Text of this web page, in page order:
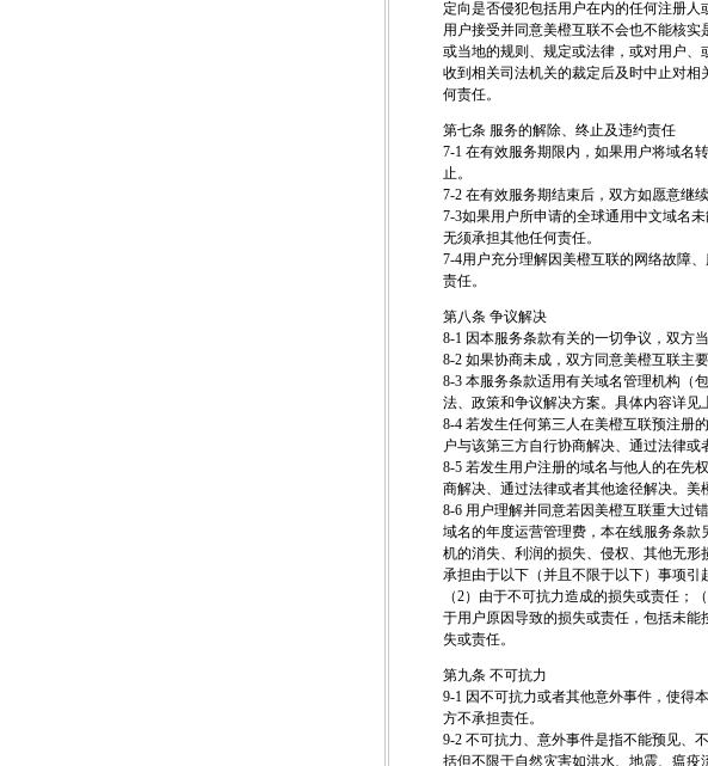
定向是否侵犯包括用户在内的任何注册人
用户接受并同意美橙互联不会也不能核
或当地的规则、规定或法律，或对用户
收到相关司法机关的裁定后及时中止对
何责任。
第七条 服务的解除、终止及违约责任
7-1 在有效服务期限内，如果用户将域名
止。
7-2 在有效服务期结束后，双方如愿意继
7-3如果用户所申请的全球通用中文域名
无须承担其他任何责任。
7-4用户充分理解因美橙互联的网络故障
责任。
第八条 争议解决
8-1 因本服务条款有关的一切争议，双方
8-2 如果协商未成，双方同意美橙互联主
8-3 本服务条款适用有关域名管理机构（
法、政策和争议解决方案。具体内容详见
8-4 若发生任何第三人在美橙互联预注册
户与该第三方自行协商解决、通过法律或
8-5 若发生用户注册的域名与他人的在先
商解决、通过法律或者其他途径解决。美
8-6 用户理解并同意若因美橙互联重大过
域名的年度运营管理费，本在线服务条
机的消失、利润的损失、侵权、其他无
承担由于以下（并且不限于以下）事项引
（2）由于不可抗力造成的损失或责任；
于用户原因导致的损失或责任，包括未
失或责任。
第九条 不可抗力
9-1 因不可抗力或者其他意外事件，使得
方不承担责任。
9-2 不可抗力、意外事件是指不能预见、
括但不限于自然灾害如洪水、地震、瘟疫